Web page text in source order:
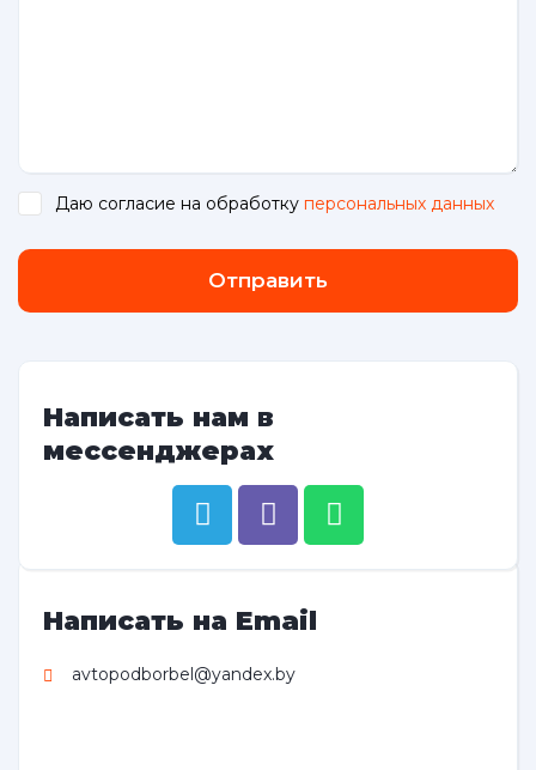
Даю согласие на обработку персональных данных
Отправить
Написать нам в
мессенджерах
Написать на Email
avtopodborbel@yandex.by